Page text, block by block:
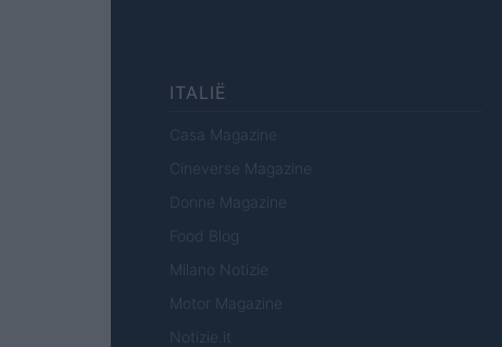
ITALIË
Casa Magazine
Cineverse Magazine
Donne Magazine
Food Blog
Milano Notizie
Motor Magazine
Notizie.it